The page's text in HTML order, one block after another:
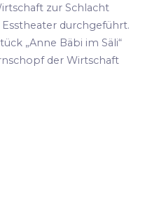
zur Schlacht
durchgeführt.
„Anne Bäbi im Säli“
der Wirtschaft